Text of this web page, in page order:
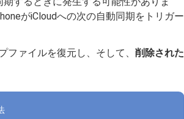
がiCloudへの次の自動同期をトリガー
ファイルを復元し、そして、 削除された